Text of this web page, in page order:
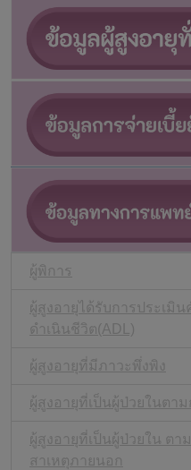
ผู้พิการ
ผู้สูงอายุได้รับการประเมิ
ดำเนินชีวิต(ADL)
ผู้สูงอายุที่มีภาวะพึ่งพิง
ผู้สูงอายุที่เป็นผู้ป่วยในตา
ผู้สูงอายุที่เป็นผู้ป่วยใน ตา
สาเหตุภายนอก